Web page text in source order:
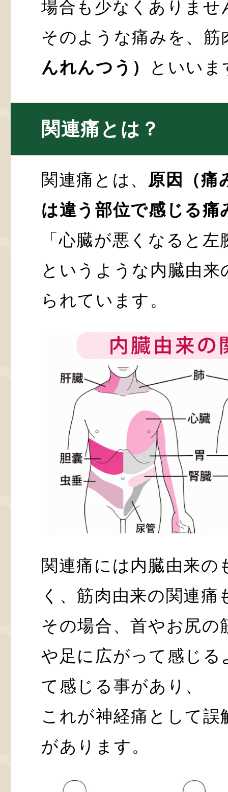
場合も少なくありませ
そのような痛みを、筋
んれんつう）
といいま
関連痛とは？
関連痛とは、 原因（痛
は違う部位で感じる痛
「心臓が悪くなると
というような内臓由
られています。
関連痛には内臓由来の
く、筋肉由来の関連痛
その場合、首やお尻の
や足に広がって感じる
て感じる事があり、
これが神経痛として
があります。